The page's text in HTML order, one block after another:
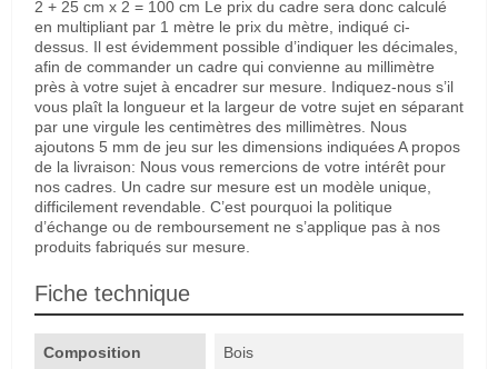
2 + 25 cm x 2 = 100 cm Le prix du cadre sera donc calculé
en multipliant par 1 mètre le prix du mètre, indiqué ci-
dessus. Il est évidemment possible d’indiquer les décimales,
afin de commander un cadre qui convienne au millimètre
près à votre sujet à encadrer sur mesure. Indiquez-nous s’il
vous plaît la longueur et la largeur de votre sujet en séparant
par une virgule les centimètres des millimètres. Nous
ajoutons 5 mm de jeu sur les dimensions indiquées A propos
de la livraison: Nous vous remercions de votre intérêt pour
nos cadres. Un cadre sur mesure est un modèle unique,
difficilement revendable. C’est pourquoi la politique
d’échange ou de remboursement ne s’applique pas à nos
produits fabriqués sur mesure.
Fiche technique
Composition Bois